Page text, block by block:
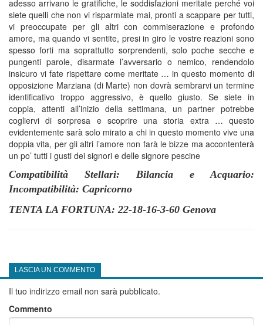
adesso arrivano le gratifiche, le soddisfazioni meritate perché voi
siete quelli che non vi risparmiate mai, pronti a scappare per tutti,
vi preoccupate per gli altri con commiserazione e profondo
amore, ma quando vi sentite, presi in giro le vostre reazioni sono
spesso forti ma soprattutto sorprendenti, solo poche secche e
pungenti parole, disarmate l’avversario o nemico, rendendolo
insicuro vi fate rispettare come meritate … in questo momento di
opposizione Marziana (di Marte) non dovrà sembrarvi un termine
identificativo troppo aggressivo, è quello giusto. Se siete in
coppia, attenti all’inizio della settimana, un partner potrebbe
cogliervi di sorpresa e scoprire una storia extra … questo
evidentemente sarà solo mirato a chi in questo momento vive una
doppia vita, per gli altri l’amore non farà le bizze ma accontenterà
un po’ tutti i gusti dei signori e delle signore pescine
Compatibilità Stellari: Bilancia e Acquario:
Incompatibilità: Capricorno
TENTA LA FORTUNA: 22-18-16-3-60 Genova
LASCIA UN COMMENTO
Il tuo indirizzo email non sarà pubblicato.
Commento